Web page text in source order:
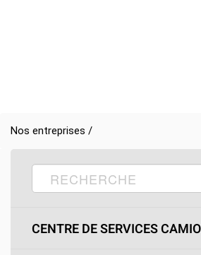
Nos entreprises /
CENTRE DE SERVICES